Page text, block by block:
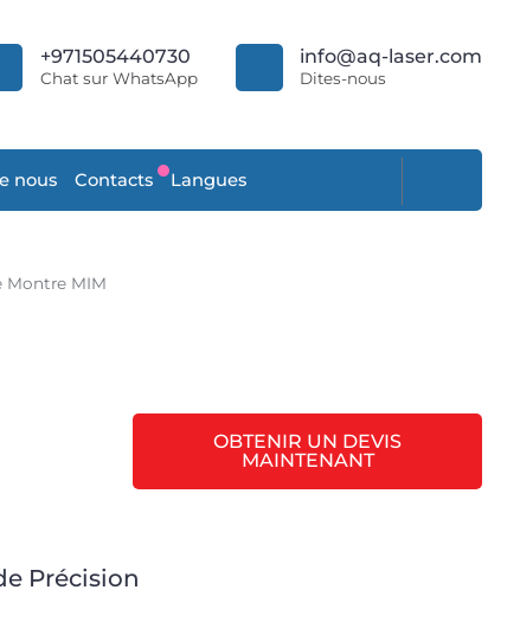
+971505440730
Chat sur WhatsApp
info@aq-laser.com
Dites-nous
nous Contacts Langues
Montre MIM
OBTENIR UN DEVIS
MAINTENANT
Précision